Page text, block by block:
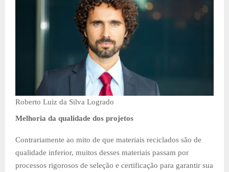
Roberto Luiz da Silva Logrado
Melhoria da qualidade dos projetos
Contrariamente ao mito de que materiais reciclados são de
qualidade inferior, muitos desses materiais passam por
processos rigorosos de seleção e certificação para garantir sua